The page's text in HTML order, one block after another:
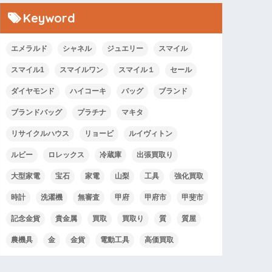
Keyword
エメラルド シャネル ジュエリー スマイル
スマイル1 スマイルワン スマイル１ セール
ダイヤモンド ハイコーキ バッグ ブランド
ブランドバッグ プラチナ マキタ
リサイクルハウス リョービ ルイヴィトン
ルビー ロレックス 冷蔵庫 出張買取り
大型家電 宝石 家電 山梨 工具 強化買取
時計 洗濯機 無審査 甲府 甲府市 甲斐市
記念金貨 貴金属 買取 買取り 質 質屋
農機具 金 金貨 電動工具 高価買取